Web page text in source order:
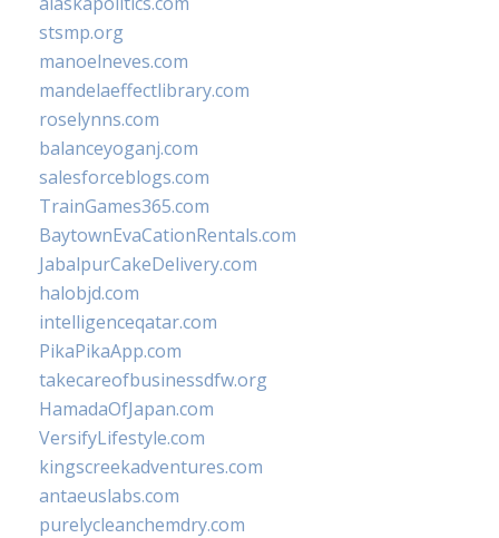
stsmp.org
manoelneves.com
mandelaeffectlibrary.com
roselynns.com
balanceyoganj.com
salesforceblogs.com
TrainGames365.com
BaytownEvaCationRentals.com
JabalpurCakeDelivery.com
halobjd.com
intelligenceqatar.com
PikaPikaApp.com
takecareofbusinessdfw.org
HamadaOfJapan.com
VersifyLifestyle.com
kingscreekadventures.com
antaeuslabs.com
purelycleanchemdry.com